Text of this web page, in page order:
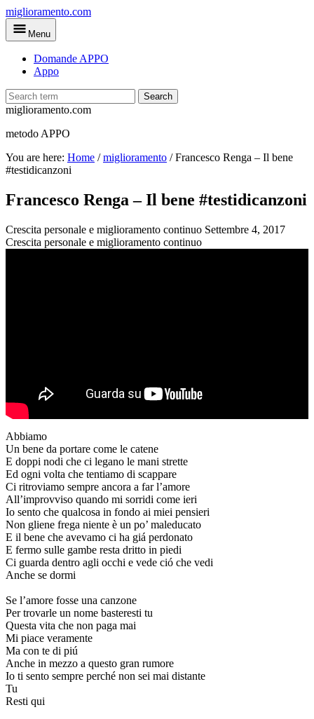
Skip
to
main
miglioramento.com
Menu
Domande APPO
Appo
Search
miglioramento.com
metodo APPO
You are here: Home /miglioramento /Francesco Renga – Il bene
#testidicanzoni
Francesco Renga – Il bene #testidicanzoni
Crescita personale e miglioramento continuo Settembre 4, 2017
Crescita personale e miglioramento continuo
Abbiamo
Un bene da portare come le catene
E doppi nodi che ci legano le mani strette
Ed ogni volta che tentiamo di scappare
Ci ritroviamo sempre ancora a far l’amore
All’improvviso quando mi sorridi come ieri
Io sento che qualcosa in fondo ai miei pensieri
Non gliene frega niente è un po’ maleducato
E il bene che avevamo ci ha giá perdonato
E fermo sulle gambe resta dritto in piedi
Ci guarda dentro agli occhi e vede ció che vedi
Anche se dormi
Se l’amore fosse una canzone
Per trovarle un nome basteresti tu
Questa vita che non paga mai
Mi piace veramente
Ma con te di piú
Anche in mezzo a questo gran rumore
Io ti sento sempre perché non sei mai distante
Tu
Resti qui